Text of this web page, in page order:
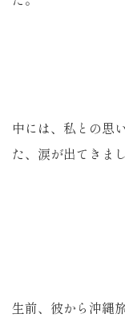
中には、私との思
た、涙が出てきまし
生前、彼から沖縄